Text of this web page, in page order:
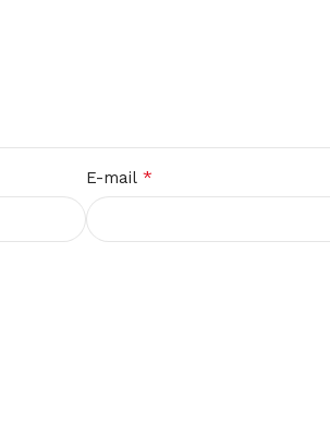
E-mail *